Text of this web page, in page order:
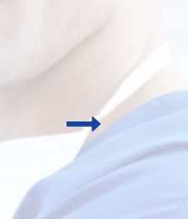
miattunk a
egy kisbabához.
mindig minden
épp nem ér
megnyugtató
rohangáltunk az